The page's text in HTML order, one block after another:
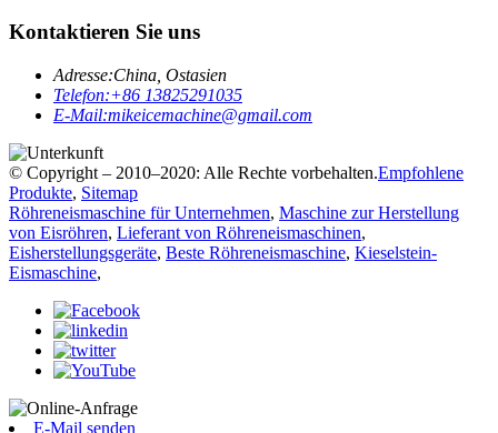
Kontaktieren Sie uns
Adresse:China, Ostasien
Telefon:+86 13825291035
E-Mail:mikeicemachine@gmail.com
© Copyright – 2010–2020: Alle Rechte vorbehalten.Empfohlene
Produkte, Sitemap
Röhreneismaschine für Unternehmen, Maschine zur Herstellung
von Eisröhren, Lieferant von Röhreneismaschinen,
Eisherstellungsgeräte, Beste Röhreneismaschine, Kieselstein-
Eismaschine,
E-Mail senden